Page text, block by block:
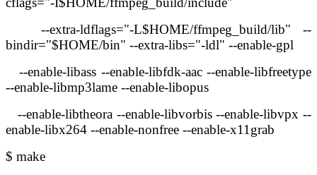
--extra-ldflags="-L$HOME/ffmpeg_build/lib" --
bindir="$HOME/bin" --extra-libs="-ldl" --enable-gpl
--enable-libass --enable-libfdk-aac --enable-libfreetype
--enable-libmp3lame --enable-libopus
--enable-libtheora --enable-libvorbis --enable-libvpx --
enable-libx264 --enable-nonfree --enable-x11grab
$ make